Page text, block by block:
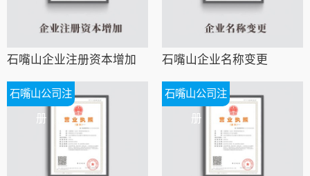
石嘴山企业注册资本增加 石嘴山企业名称变更
石嘴山公司注
册
石嘴山公司注
册